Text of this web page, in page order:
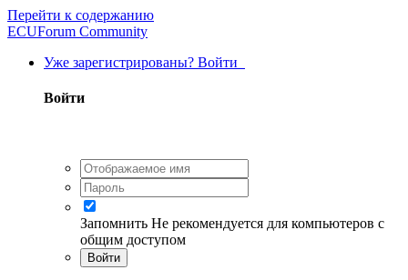
Перейти к содержанию
ECUForum Community
Уже зарегистрированы? Войти
Войти
Запомнить Не рекомендуется для компьютеров с
общим доступом
Войти